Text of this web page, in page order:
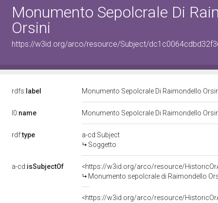
Monumento Sepolcrale Di
Orsini
https://w3id.org/arco/resource/Subject/
rdfs: label Monumento Sepolcrale Di Raimondello
l0:name Monumento Sepolcrale Di Raimondello
rdf:type
a-cd:Subject
Soggetto
a-cd:isSubjectOf
<https://w3id.org/arco/resource/
Monumento sepolcrale di Raimondello
<https://w3id.org/arco/resource/